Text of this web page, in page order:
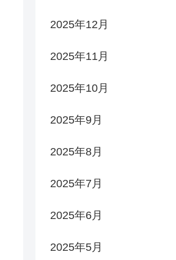
2025年12月
2025年11月
2025年10月
2025年9月
2025年8月
2025年7月
2025年6月
2025年5月